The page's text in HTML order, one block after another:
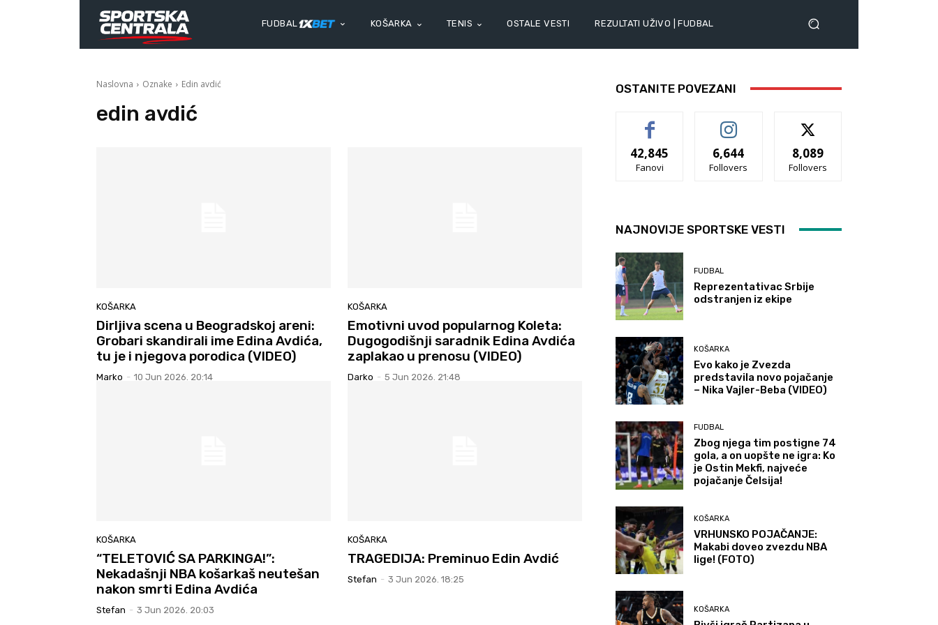
FUDBAL KOŠARKA TENIS OSTALE VESTI REZULTATI UŽIVO | FUDBAL
Naslovna Oznake Edin avdić
edin avdić
KOŠARKA
Dirljiva scena u Beogradskoj areni:
Grobari skandirali ime Edina Avdića,
tu je i njegova porodica (VIDEO)
Marko - 10 Jun 2026. 20:14
KOŠARKA
Emotivni uvod popularnog Koleta:
Dugogodišnji saradnik Edina Avdića
zaplakao u prenosu (VIDEO)
Darko - 5 Jun 2026. 21:48
KOŠARKA
“TELETOVIĆ SA PARKINGA!”:
Nekadašnji NBA košarkaš neutešan
nakon smrti Edina Avdića
Stefan - 3 Jun 2026. 20:03
KOŠARKA
TRAGEDIJA: Preminuo Edin Avdić
Stefan - 3 Jun 2026. 18:25
OSTANITE POVEZANI
42,845
Fanovi
6,644
Follovers
8,089
Follovers
NAJNOVIJE SPORTSKE VESTI
FUDBAL
Reprezentativac Srbije
odstranjen iz ekipe
KOŠARKA
Evo kako je Zvezda
predstavila novo pojačanje
– Nika Vajler-Beba (VIDEO)
FUDBAL
Zbog njega tim postigne 74
gola, a on uopšte ne igra: Ko
je Ostin Mekfi, najveće
pojačanje Čelsija!
KOŠARKA
VRHUNSKO POJAČANJE:
Makabi doveo zvezdu NBA
lige! (FOTO)
KOŠARKA